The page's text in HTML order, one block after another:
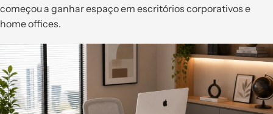
começou a ganhar espaço em escritórios corporativos e
home offices.